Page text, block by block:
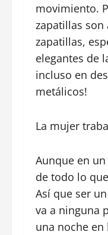
movimiento.
zapatillas
zapatillas,
elegantes de
incluso en
metálicos!
La mujer
Aunque en
de todo lo
Así que ser
va a ninguna
una noche en